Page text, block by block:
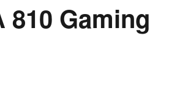
810 Gaming